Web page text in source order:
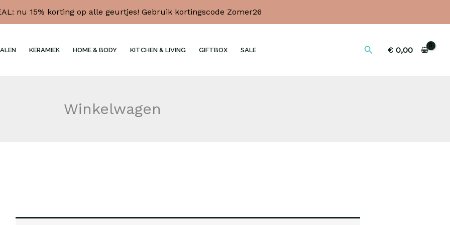
nu 15% korting op alle geurtjes! Gebruik kortingscode Zomer26
KERAMIEK HOME & BODY KITCHEN & LIVING GIFTBOX SALE Zoeken
€0,00
Winkelwagen